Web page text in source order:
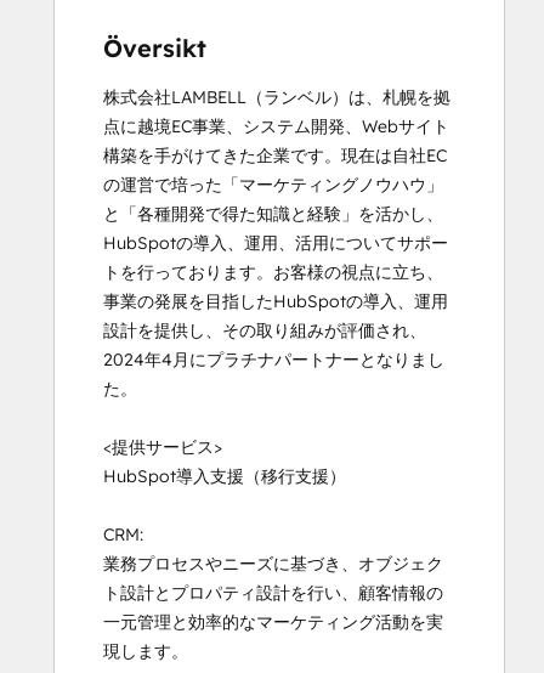
Översikt
株式会社LAMBELL（ランベル）は、札幌を拠
点に越境EC事業、システム開発、Webサイト
構築を手がけてきた企業です。現在は自社EC
の運営で培った「マーケティングノウハウ」
と「各種開発で得た知識と経験」を活かし、
HubSpotの導入、運用、活用についてサポー
トを行っております。お客様の視点に立ち、
事業の発展を目指したHubSpotの導入、運用
設計を提供し、その取り組みが評価され、
2024年4月にプラチナパートナーとなりまし
た。
<提供サービス>
HubSpot導入支援（移行支援）
CRM:
業務プロセスやニーズに基づき、オブジェク
ト設計とプロパティ設計を行い、顧客情報の
一元管理と効率的なマーケティング活動を実
現します。